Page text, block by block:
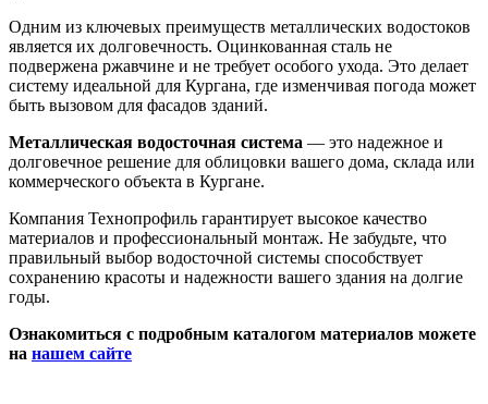
Одним из ключевых преимуществ металлических водостоков
является их долговечность. Оцинкованная сталь не
подвержена ржавчине и не требует особого ухода. Это делает
систему идеальной для Кургана, где изменчивая погода может
быть вызовом для фасадов зданий.
Металлическая водосточная система — это надежное и
долговечное решение для облицовки вашего дома, склада или
коммерческого объекта в Кургане.
Компания Технопрофиль гарантирует высокое качество
материалов и профессиональный монтаж. Не забудьте, что
правильный выбор водосточной системы способствует
сохранению красоты и надежности вашего здания на долгие
годы.
Ознакомиться с подробным каталогом материалов можете
на нашем сайте